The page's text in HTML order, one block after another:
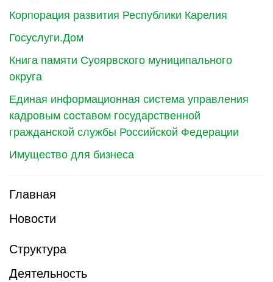
Корпорация развития Республики Карелия
Госуслуги.Дом
Книга памяти Суоярвского муниципального
округа
Единая информационная система управления
кадровым составом государственной
гражданской службы Российской Федерации
Имущество для бизнеса
Главная
Новости
Структура
Деятельность